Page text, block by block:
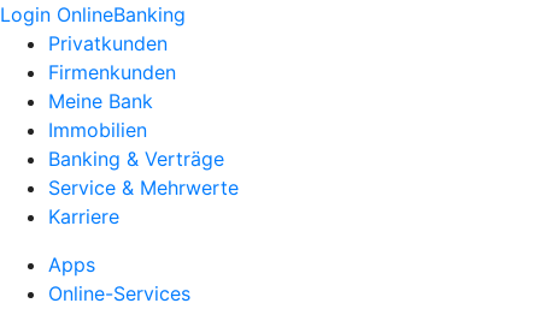
Login OnlineBanking
Privatkunden
Firmenkunden
Meine Bank
Immobilien
Banking & Verträge
Service & Mehrwerte
Karriere
Apps
Online-Services